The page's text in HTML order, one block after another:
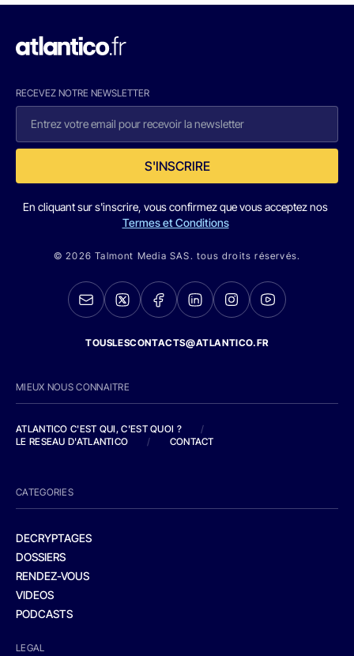
RECEVEZ NOTRE NEWSLETTER
S'INSCRIRE
En cliquant sur s'inscrire, vous confirmez que vous acceptez nos
Termes et Conditions
© 2026 Talmont Media SAS. tous droits réservés.
TOUSLESCONTACTS@ATLANTICO.FR
MIEUX NOUS CONNAITRE
ATLANTICO C'EST QUI, C'EST QUOI ?
/
LE RESEAU D'ATLANTICO
/ CONTACT
CATEGORIES
DECRYPTAGES
DOSSIERS
RENDEZ-VOUS
VIDEOS
PODCASTS
LEGAL